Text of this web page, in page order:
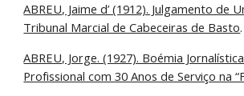
ABREU, Jaime d’ (1912). Julgamento de
Tribunal Marcial de Cabeceiras de Basto.
ABREU, Jorge. (1927). Boémia
Profissional com 30 Anos de Serviço na